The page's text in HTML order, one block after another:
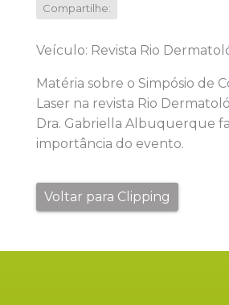
Compartilhe:
Veículo: Revista Rio
Matéria sobre o Simpósio de
Laser na revista Rio
Dra. Gabriella Albuquerque
importância do evento.
Voltar para Clipping